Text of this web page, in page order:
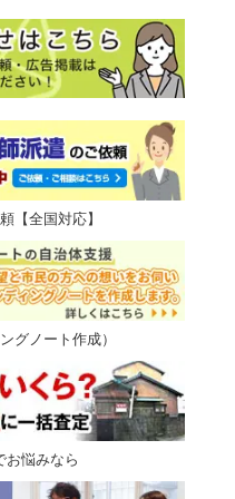
【全国対応】
グノート作成）
お悩みなら